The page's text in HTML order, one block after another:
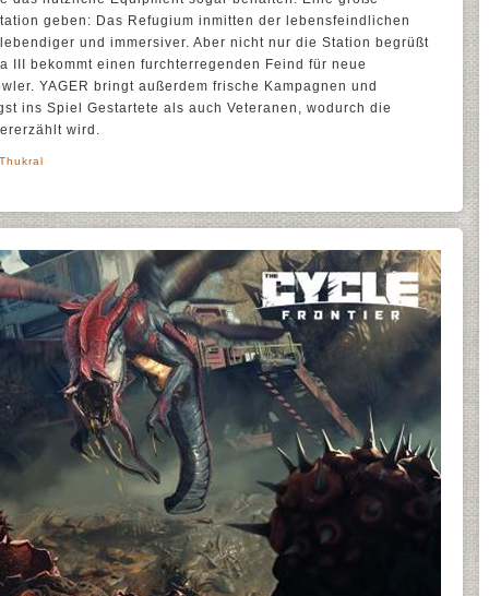
geben: Das Refugium inmitten der lebensfeindlichen
und immersiver. Aber nicht nur die Station begrüßt
III bekommt einen furchterregenden Feind für neue
YAGER bringt außerdem frische Kampagnen und
ins Spiel Gestartete als auch Veteranen, wodurch die
wird.